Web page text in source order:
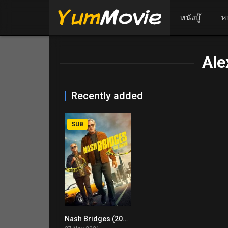
หนังบู๊ ห
Recently added
6.2
SUB
Nash Bridges (2021)